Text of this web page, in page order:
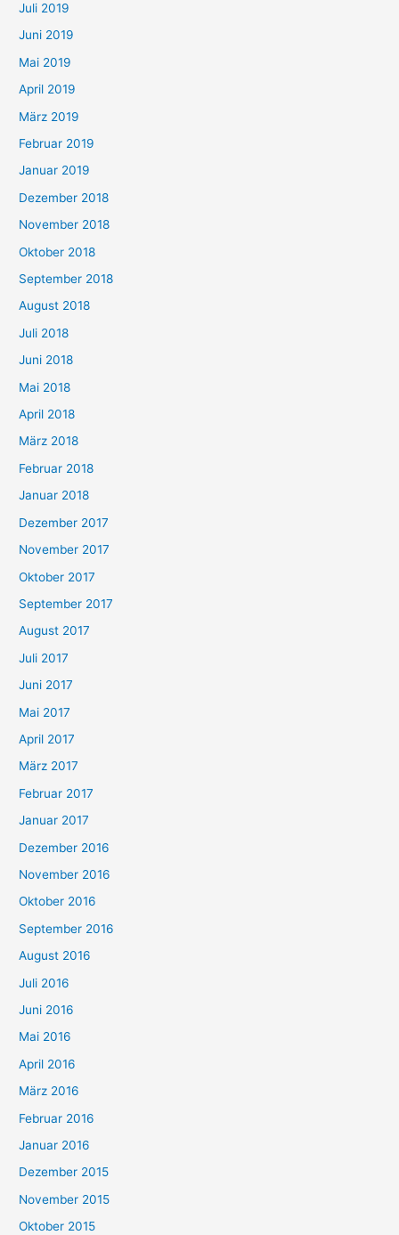
Juli 2019
Juni 2019
Mai 2019
April 2019
März 2019
Februar 2019
Januar 2019
Dezember 2018
November 2018
Oktober 2018
September 2018
August 2018
Juli 2018
Juni 2018
Mai 2018
April 2018
März 2018
Februar 2018
Januar 2018
Dezember 2017
November 2017
Oktober 2017
September 2017
August 2017
Juli 2017
Juni 2017
Mai 2017
April 2017
März 2017
Februar 2017
Januar 2017
Dezember 2016
November 2016
Oktober 2016
September 2016
August 2016
Juli 2016
Juni 2016
Mai 2016
April 2016
März 2016
Februar 2016
Januar 2016
Dezember 2015
November 2015
Oktober 2015